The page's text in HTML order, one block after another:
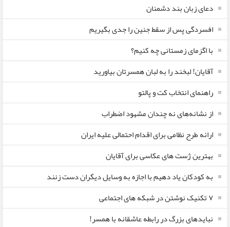
دعای زبان بند دشمنان
افسردگی پس از سقط جنین را جدی بگیریم
با اگزمای زمستانی چه کنیم؟
آقایان! لبخند را به لبان همسرتان بیاورید
راهنمای انتخاب کت و پالتو
از نشانه‌های نه چندان مشهود اضطراب
ارائه طرح نظامی برای اقدام احتمالی علیه ایران
بهترین ژست های عکاسی برای آقایان
به کودکان یاد دهیم با اجازه به وسایل دیگران دست زنند
۷ تکنیک نوشتن در شبکه های اجتماعی
نبایدهای بزرگ در رابطه عاشقانه با همسر!